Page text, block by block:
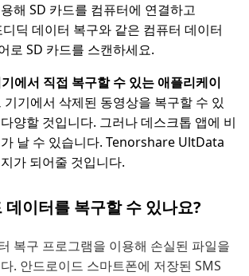
해 SD 카드를 컴퓨터에 연결하고
딕 데이터 복구와 같은 컴퓨터 데이터
로 SD 카드를 스캔하세요.
에서 직접 복구할 수 있는 애플리케이
기기에서 삭제된 동영상을 복구할 수 있
양할 것입니다. 그러나 데스크톱 앱에 비
날 수 있습니다. Tenorshare UltData
가 되어줄 것입니다.
이터를 복구할 수 있나요?
복구 프로그램을 이용해 손실된 파일을
. 안드로이드 스마트폰에 저장된 SMS